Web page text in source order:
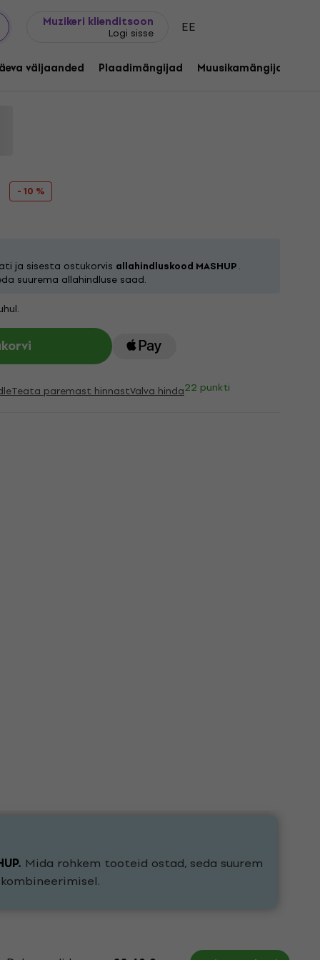
Muzikeri klienditsoon
Logi sisse EE
väljaanded Plaadimängijad Muusikamängijad
LP + CD)
- 10 %
ja sisesta ostukorvis allahindluskood MASHUP.
suurema allahindluse saad.
Teata paremast hinnastValva hinda22 punkti
. Mida rohkem tooteid ostad, seda suurem